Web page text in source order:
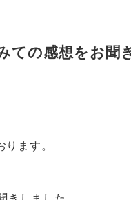
ての感想をお聞
ます。